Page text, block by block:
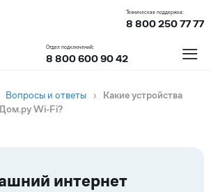
Техническая поддержка:
8 800 250 77 77
Отдел подключений:
8 800 600 90 42 ≡
Вопросы и ответы ›
Какие устройства
Wi-Fi?
интернет